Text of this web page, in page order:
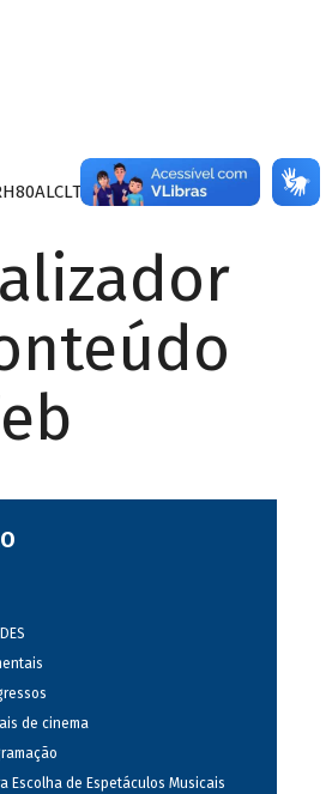
de cinema
Escolha de Espetáculos Musicais